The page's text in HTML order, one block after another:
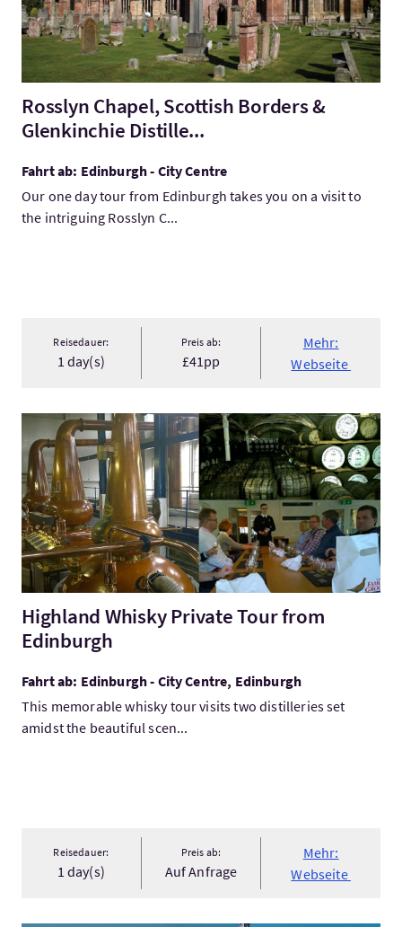
Rosslyn Chapel, Scottish Borders &
Glenkinchie Distille...
Fahrt ab: Edinburgh - City Centre
Our one day tour from Edinburgh takes you on a visit to
the intriguing Rosslyn C...
Reisedauer:
1 day(s)
Preis ab:
£41pp
Mehr:
Webseite
Mehr:Highland Whisky Private Tour from Edinburgh
Highland Whisky Private Tour from
Edinburgh
Fahrt ab: Edinburgh - City Centre, Edinburgh
This memorable whisky tour visits two distilleries set
amidst the beautiful scen...
Reisedauer:
1 day(s)
Preis ab:
Auf Anfrage
Mehr:
Webseite